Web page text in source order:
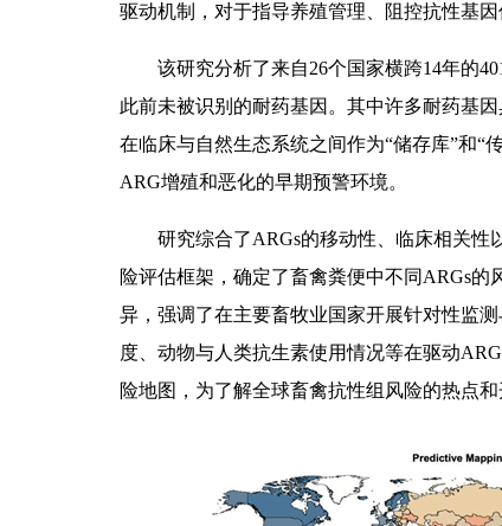
驱动机制，对于指导养殖管理、阻控抗性基因
该研究分析了来自26个国家横跨14年的
此前未被识别的耐药基因。其中许多耐药基
在临床与自然生态系统之间作为“储存库”和“
ARG增殖和恶化的早期预警环境。
研究综合了ARGs的移动性、临床相关
险评估框架，确定了畜禽粪便中不同ARGs
异，强调了在主要畜牧业国家开展针对性监
度、动物与人类抗生素使用情况等在驱动
险地图，为了解全球畜禽抗性组风险的热点